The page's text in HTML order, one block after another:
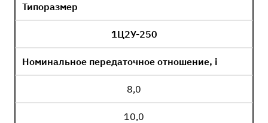
Типоразмер
1Ц2У-250
Номинальное передаточное отношение, i
8,0
10,0